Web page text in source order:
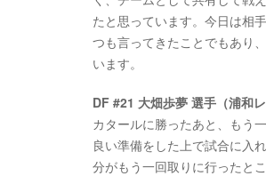
たと思っています。今日は相
つも言ってきたことでもあり
います。
DF #21 大畑歩夢 選手（浦和レ
カタールに勝ったあと、もう
良い準備をした上で試合に入
分がもう一回取りに行ったと